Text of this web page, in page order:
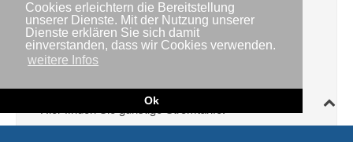
Cookies erleichtern die Bereitstellung
unserer Dienste. Mit der Nutzung unserer
Dienste erklären Sie sich damit
einverstanden, dass wir Cookies verwenden.
weitere Infos
Ok
Stromanbieter wechseln
Hier finden Sie günstige Stromtarife.